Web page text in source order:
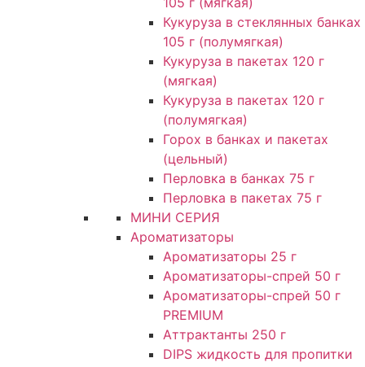
Кукуруза в стеклянных банках
105 г (полумягкая)
Кукуруза в пакетах 120 г
(мягкая)
Кукуруза в пакетах 120 г
(полумягкая)
Горох в банках и пакетах
(цельный)
Перловка в банках 75 г
Перловка в пакетах 75 г
МИНИ СЕРИЯ
Ароматизаторы
Ароматизаторы 25 г
Ароматизаторы-спрей 50 г
Ароматизаторы-спрей 50 г
PREMIUM
Аттрактанты 250 г
DIPS жидкость для пропитки